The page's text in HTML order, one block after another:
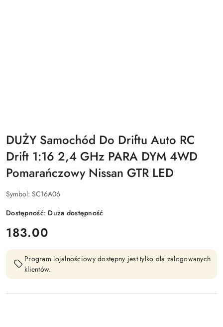
DUŻY Samochód Do Driftu Auto RC
Drift 1:16 2,4 GHz PARA DYM 4WD
Pomarańczowy Nissan GTR LED
Symbol: SC16A06
Dostępność: Duża dostępność
cena:
183.00
Program lojalnościowy dostępny jest tylko dla zalogowanych
klientów.